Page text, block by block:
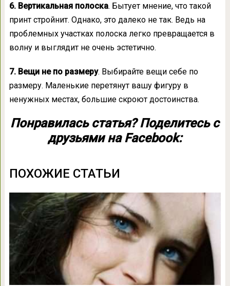
6. Вертикальная полоска. Бытует мнение, что такой
принт стройнит. Однако, это далеко не так. Ведь на
проблемных участках полоска легко превращается в
волну и выглядит не очень эстетично.
7. Вещи не по размеру. Выбирайте вещи себе по
размеру. Маленькие перетянут вашу фигуру в
ненужных местах, большие скроют достоинства.
Понравилась статья? Поделитесь с
друзьями на Facebook:
ПОХОЖИЕ СТАТЬИ